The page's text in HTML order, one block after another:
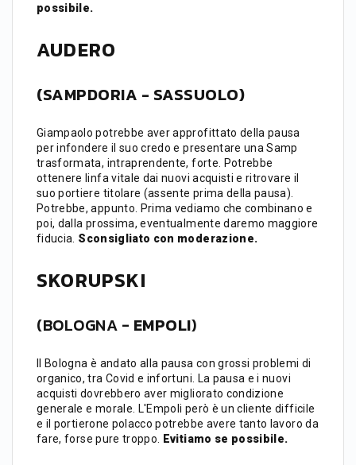
possibile.
AUDERO
(SAMPDORIA - SASSUOLO)
Giampaolo potrebbe aver approfittato della pausa
per infondere il suo credo e presentare una Samp
trasformata, intraprendente, forte. Potrebbe
ottenere linfa vitale dai nuovi acquisti e ritrovare il
suo portiere titolare (assente prima della pausa).
Potrebbe, appunto. Prima vediamo che combinano e
poi, dalla prossima, eventualmente daremo maggiore
fiducia. Sconsigliato con moderazione.
SKORUPSKI
(BOLOGNA - EMPOLI)
Il Bologna è andato alla pausa con grossi problemi di
organico, tra Covid e infortuni. La pausa e i nuovi
acquisti dovrebbero aver migliorato condizione
generale e morale. L'Empoli però è un cliente difficile
e il portierone polacco potrebbe avere tanto lavoro da
fare, forse pure troppo. Evitiamo se possibile.